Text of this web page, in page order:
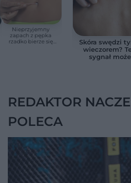
Nieprzyjemny
zapach z pępka
rzadko bierze się
Skóra swędzi
wieczorem?
sygnał może
REDAKTOR
POLECA